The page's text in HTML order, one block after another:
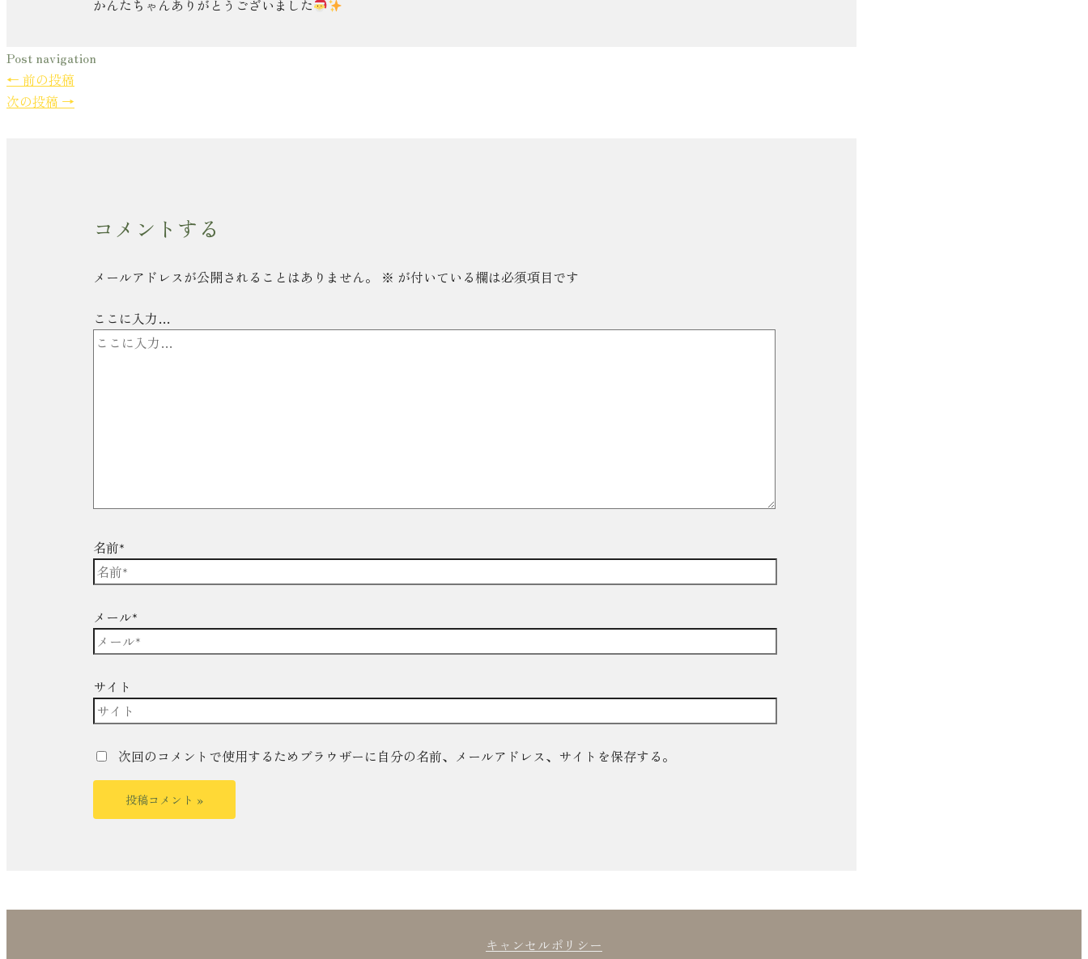
かんたちゃんありがとうございました
Post navigation
← 前の投稿
次の投稿 →
コメントする
メールアドレスが公開されることはありません。 ※ が付いている欄は必須項目です
ここに入力…
名前*
メール*
サイト
次回のコメントで使用するためブラウザーに自分の名前、メールアドレス、サイトを保存する。
キャンセルポリシー